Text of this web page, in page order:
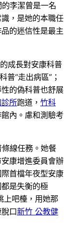
李潔曾是一名
，是她的本職任
的迷信性是最主
成長對安康科普
普“走出病區”；
的偽科普也舒展
所跑道， 竹科
內。慮和測驗考
線任務。她餐
康增進委員會辦
首檔年夜型安康
是失衡的極
上吧檯，用她那
口新竹 公教健